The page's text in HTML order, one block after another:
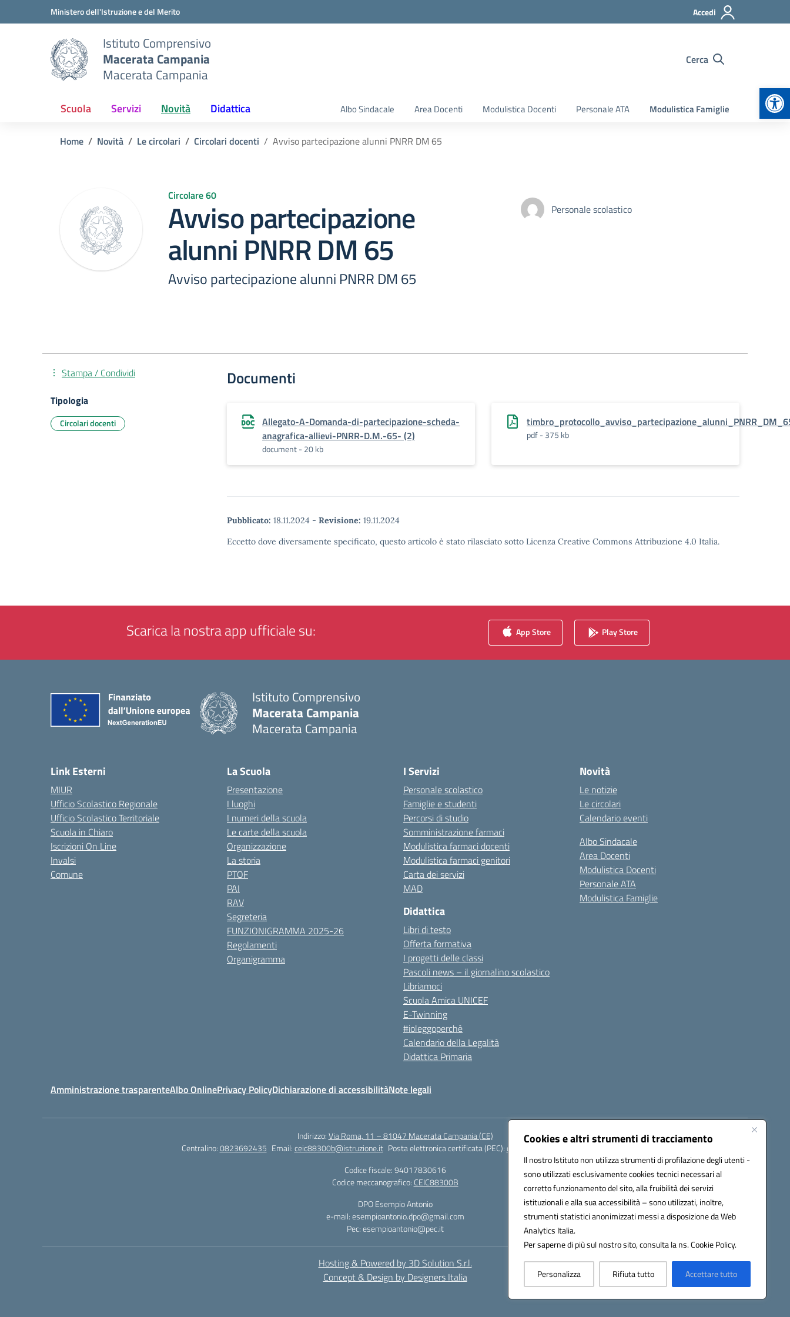
Cookies e altri strumenti di tracciamento
Il nostro Istituto non utilizza strumenti di profilazione degli utenti -
sono utilizzati esclusivamente cookies tecnici necessari al
corretto funzionamento del sito, alla fruibilità dei servizi
istituzionali e alla sua accessibilità – sono utilizzati, inoltre,
strumenti statistici anonimizzati messi a disposizione da Web
Analytics Italia.
Per saperne di più sul nostro sito, consulta la ns. Cookie Policy.
Personalizza Rifiuta tutto Accettare tutto
Vai ai contenuti
Vai al menu di navigazioneMinistero dell'Istruzione e del Merito Accedi
Istituto Comprensivo
Macerata Campania
Macerata Campania
Cerca
Scuola Servizi Novità Didattica Albo Sindacale Area Docenti Modulistica Docenti Personale ATA Modulistica Famiglie
Home Novità Le circolari Circolari docenti Avviso partecipazione alunni PNRR DM 65
Circolare 60
Avviso partecipazione
alunni PNRR DM 65
Avviso partecipazione alunni PNRR DM 65
Personale scolastico
Documenti
Allegato-A-Domanda-di-partecipazione-scheda-
anagrafica-allievi-PNRR-D.M.-65- (2)
document - 20 kb
pdf - 375 kb
Pubblicato: 18.11.2024 - Revisione: 19.11.2024
Eccetto dove diversamente specificato, questo articolo è stato rilasciato sotto Licenza Creative Commons Attribuzione 4.0 Italia.
Stampa / Condividi
Tipologia
Circolari docenti
Scarica la nostra app ufficiale su: App Store Play Store
Istituto Comprensivo
Macerata Campania
Macerata Campania
Link Esterni
MIUR
Ufficio Scolastico Regionale
Ufficio Scolastico Territoriale
Scuola in Chiaro
Iscrizioni On Line
Invalsi
Comune
La Scuola
Presentazione
I luoghi
I numeri della scuola
Le carte della scuola
Organizzazione
La storia
PTOF
PAI
RAV
Segreteria
FUNZIONIGRAMMA 2025-26
Regolamenti
Organigramma
I Servizi
Personale scolastico
Famiglie e studenti
Percorsi di studio
Somministrazione farmaci
Modulistica farmaci docenti
Modulistica farmaci genitori
Carta dei servizi
MAD
Didattica
Libri di testo
Offerta formativa
I progetti delle classi
Pascoli news – il giornalino scolastico
Libriamoci
Scuola Amica UNICEF
E-Twinning
#ioleggoperchè
Calendario della Legalità
Didattica Primaria
Novità
Le notizie
Le circolari
Calendario eventi
Albo Sindacale
Area Docenti
Modulistica Docenti
Personale ATA
Modulistica Famiglie
Amministrazione trasparenteAlbo OnlinePrivacy PolicyDichiarazione di accessibilitàNote legali
Indirizzo:Via Roma, 11 – 81047 Macerata Campania (CE)
Centralino:0823692435 Email:ceic88300b@istruzione.it Posta elettronica certificata (PEC):ceic88300b@pec.istruzione.it
Codice fiscale: 94017830616
Codice meccanografico: CEIC88300B
DPO Esempio Antonio
e-mail: esempioantonio.dpo@gmail.com
Pec: esempioantonio@pec.it
Hosting & Powered by 3D Solution S.r.l.
Concept & Design by Designers Italia